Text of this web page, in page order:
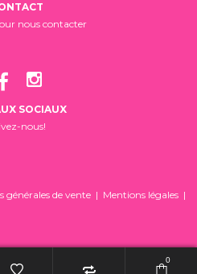
nous contacter
SOCIAUX
nous!
générales de vente | Mentions légales |
0